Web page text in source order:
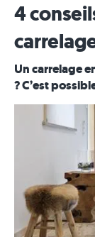
4
Un carrelage
? C’est